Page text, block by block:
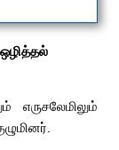
எருசலேமிலும்